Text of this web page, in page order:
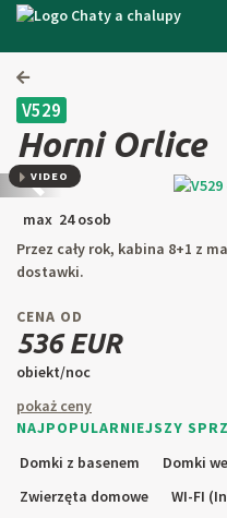
WYSZUKIWARKA
OGÓLNE WARUNKI
O NAS
ŁĄCZNOŚĆ
WEJŚCIE WŁAŚCICIELA
SZUKAJ W TEKŚCIE
ZAPROPONUJ
CZ SK
PL
V529
Horni Orlice
Předchozí
VIDEO
max 24 osob
Przez cały rok, kabina 8+1 z
dostawki.
CENA OD
536 EUR
obiekt/noc
pokaż ceny
NAJPOPULARNIEJSZY
Domki z basenem
Domki
Zwierzęta domowe
WI-FI